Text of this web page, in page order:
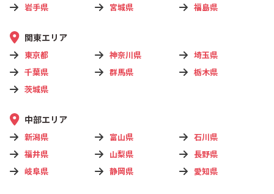
岩手県
宮城県 福島県
関東エリア
東京都 神奈川県
埼玉県
千葉県
群馬県
栃木県
茨城県
中部エリア
新潟県 富山県
石川県
福井県
山梨県
長野県
岐阜県
静岡県 愛知県